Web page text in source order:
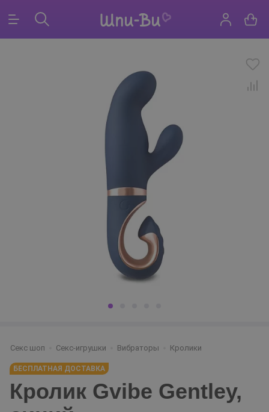
Секс шоп Секс-игрушки Вибраторы Кролики
БЕСПЛАТНАЯ ДОСТАВКА
Кролик Gvibe Gentley,